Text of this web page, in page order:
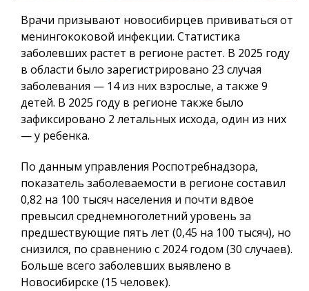
Врачи призывают новосибирцев прививаться от
менингококовой инфекции. Статистика
заболевших растет в регионе растет. В 2025 году
в области было зарегистрировано 23 случая
заболевания — 14 из них взрослые, а также 9
детей. В 2025 году в регионе также было
зафиксировано 2 летальных исхода, один из них
— у ребенка.
По данным управления Роспотребнадзора,
показатель заболеваемости в регионе составил
0,82 на 100 тысяч населения и почти вдвое
превысил среднемноголетний уровень за
предшествующие пять лет (0,45 на 100 тысяч), но
снизился, по сравнению с 2024 годом (30 случаев).
Больше всего заболевших выявлено в
Новосибирске (15 человек).